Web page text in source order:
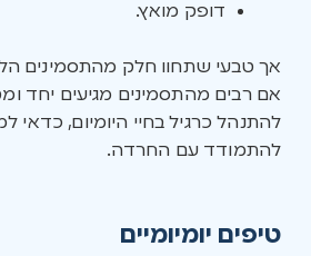
דופק מואץ.
אך טבעי שתחוו חלק מהתסמינים
אם רבים מהתסמינים מגיעים יחד
להתנהל כרגיל בחיי היומיום, כדאי
להתמודד עם החרדה.
טיפים יומיומיים